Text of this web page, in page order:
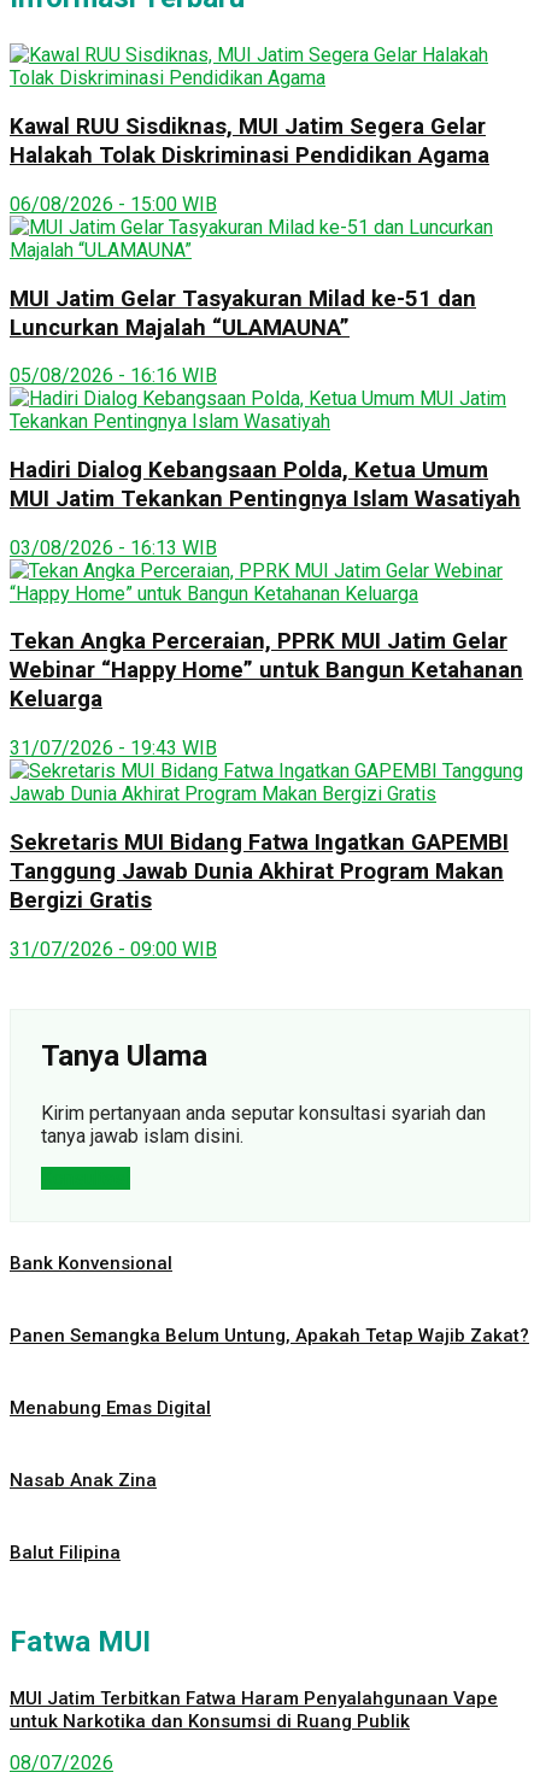
Kawal RUU Sisdiknas, MUI Jatim Segera Gelar
Halakah Tolak Diskriminasi Pendidikan Agama
06/08/2026 - 15:00 WIB
MUI Jatim Gelar Tasyakuran Milad ke-51 dan
Luncurkan Majalah “ULAMAUNA”
05/08/2026 - 16:16 WIB
Hadiri Dialog Kebangsaan Polda, Ketua Umum
MUI Jatim Tekankan Pentingnya Islam Wasatiyah
03/08/2026 - 16:13 WIB
Tekan Angka Perceraian, PPRK MUI Jatim Gelar
Webinar “Happy Home” untuk Bangun Ketahanan
Keluarga
31/07/2026 - 19:43 WIB
Sekretaris MUI Bidang Fatwa Ingatkan GAPEMBI
Tanggung Jawab Dunia Akhirat Program Makan
Bergizi Gratis
31/07/2026 - 09:00 WIB
Tanya Ulama
Kirim pertanyaan anda seputar konsultasi syariah dan
tanya jawab islam disini.
Bank Konvensional
Panen Semangka Belum Untung, Apakah Tetap Wajib Zakat?
Menabung Emas Digital
Nasab Anak Zina
Balut Filipina
Fatwa MUI
MUI Jatim Terbitkan Fatwa Haram Penyalahgunaan Vape
untuk Narkotika dan Konsumsi di Ruang Publik
08/07/2026